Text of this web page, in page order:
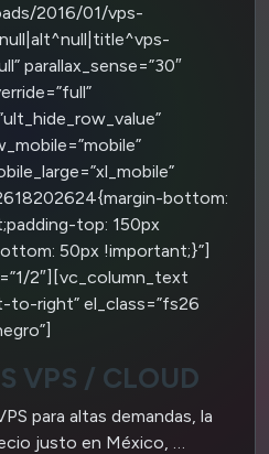
2016/01/vps-
parallax_sense=”30″
bottom:
top: 150px
50px !important;}”]
2″][vc_column_text
to-right” el_class=”fs26
VPS / CLOUD
para altas demandas, la
justo en México, …